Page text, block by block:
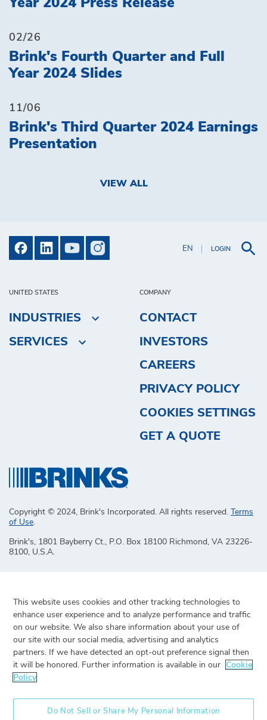
EN LOGIN
UNITED STATES
INDUSTRIES
SERVICES
COMPANY
CONTACT
INVESTORS
CAREERS
PRIVACY POLICY
COOKIES SETTINGS
GET A QUOTE
Copyright © 2024, Brink's Incorporated. All rights reserved.
Terms
of Use.
Brink's, 1801 Bayberry Ct., P.O. Box 18100 Richmond, VA 23226-
8100, U.S.A.
Year 2024 Press Release
02/26
Brink's Fourth Quarter and Full
Year 2024 Slides
11/06
Brink's Third Quarter 2024 Earnings
Presentation
VIEW ALL
This website uses cookies and other tracking technologies to
enhance user experience and to analyze performance and traffic
on our website. We also share information about your use of
our site with our social media, advertising and analytics
partners. If we have detected an opt-out preference signal then
it will be honored. Further information is available in our Cookie
Policy
Do Not Sell or Share My Personal Information